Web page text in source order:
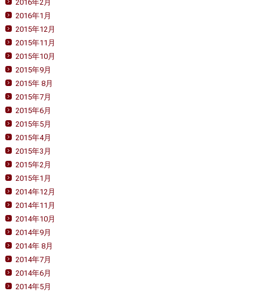
2016年2月
2016年1月
2015年12月
2015年11月
2015年10月
2015年9月
2015年 8月
2015年7月
2015年6月
2015年5月
2015年4月
2015年3月
2015年2月
2015年1月
2014年12月
2014年11月
2014年10月
2014年9月
2014年 8月
2014年7月
2014年6月
2014年5月